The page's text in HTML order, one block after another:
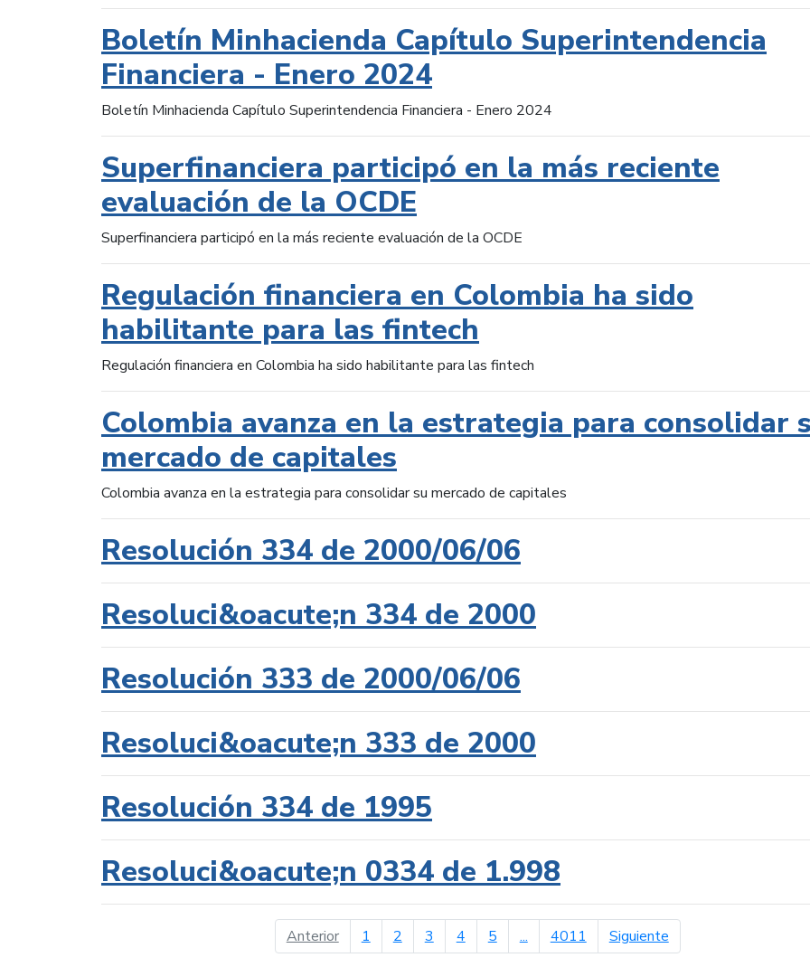
Boletín Minhacienda Capítulo Superintendencia
Financiera - Enero 2024
Boletín Minhacienda Capítulo Superintendencia Financiera - Enero 2024
Superfinanciera participó en la más reciente
evaluación de la OCDE
Superfinanciera participó en la más reciente evaluación de la OCDE
Regulación financiera en Colombia ha sido
habilitante para las fintech
Regulación financiera en Colombia ha sido habilitante para las fintech
Colombia avanza en la estrategia para consolidar
mercado de capitales
Colombia avanza en la estrategia para consolidar su mercado de capitales
Resolución 334 de 2000/06/06
Resoluci&oacute;n 334 de 2000
Resolución 333 de 2000/06/06
Resoluci&oacute;n 333 de 2000
Resolución 334 de 1995
Resoluci&oacute;n 0334 de 1.998
Anteriorpágina anterior
1 2 3 4 5 ... 4011 Siguientepágina siguiente